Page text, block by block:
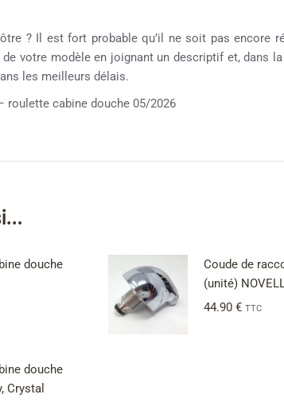
? Il est fort probable qu’il ne soit pas encore
votre modèle en joignant un descriptif et, dans
les meilleurs délais.
cabine douche 05/2026
douche
Coude de
(unité)
44.90 € TTC
douche
Crystal